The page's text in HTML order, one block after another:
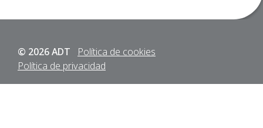
© 2026 ADT
Política de cookies
Política de privacidad